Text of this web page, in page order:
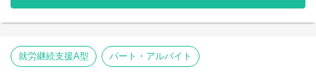
■取扱商品 スニーカー/携帯端末・アクセサリー関連/アパレル関連/
サプリ/化粧品関連/雑貨
■セルフ・エ一の強み
「障がい者の就労支援」のミッションの下、
就労継続支援A型 パート・アルバイト